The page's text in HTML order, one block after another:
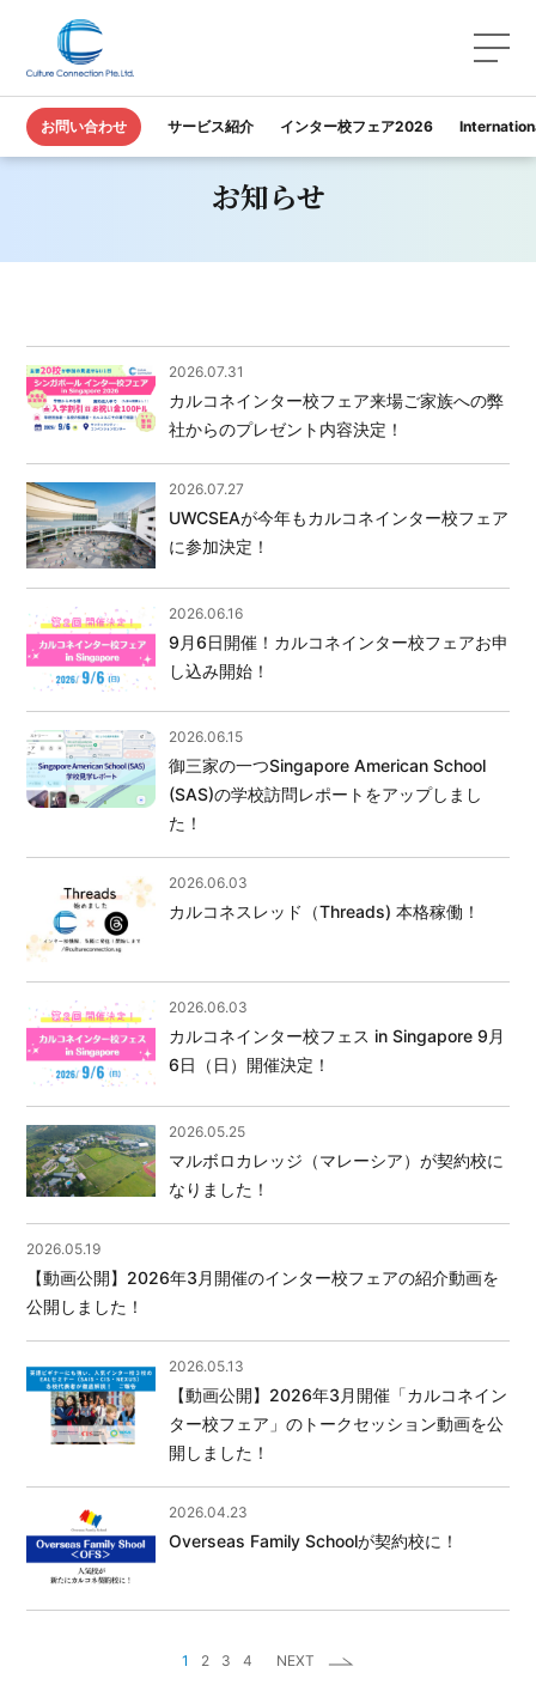
お問い合わせ サービス紹介 インター校フェア2026
TOP お知らせ
お知らせ
2026.07.31
カルコネインター校フェア来場ご家族への弊
社からのプレゼント内容決定！
2026.07.27
UWCSEAが今年もカルコネインター校フェア
に参加決定！
2026.06.16
9月6日開催！カルコネインター校フェアお申
し込み開始！
2026.06.15
御三家の一つSingapore American School
(SAS)の学校訪問レポートをアップしまし
た！
2026.06.03
カルコネスレッド（Threads) 本格稼働！
2026.06.03
カルコネインター校フェス in Singapore 9月
6日（日）開催決定！
2026.05.25
マルボロカレッジ（マレーシア）が契約校に
なりました！
2026.05.19
【動画公開】2026年3月開催のインター校フェアの紹介動画を
公開しました！
2026.05.13
【動画公開】2026年3月開催「カルコネイン
ター校フェア」のトークセッション動画を公
開しました！
2026.04.23
Overseas Family Schoolが契約校に！
1 2 3 4 NEXT